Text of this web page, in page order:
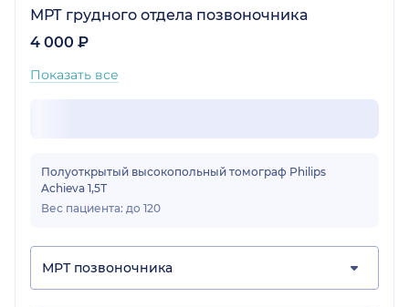
МРТ грудного отдела позвоночника
4 000 ₽
Показать все
Полуоткрытый высокопольный томограф Philips
Achieva 1,5Т
Вес пациента: до 120
МРТ позвоночника